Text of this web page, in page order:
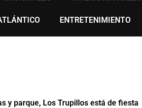
ENTRETENIMIENTO
y parque, Los Trupillos está de fiesta